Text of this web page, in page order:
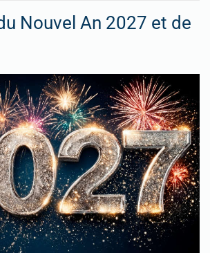
Nouvel An 2027 et de